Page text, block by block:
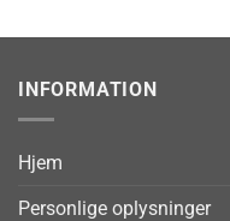
INFORMATION
Hjem
Personlige oplysninger